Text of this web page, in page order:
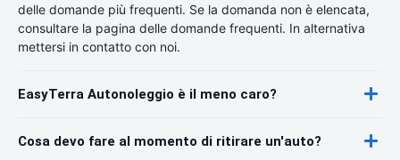
delle domande più frequenti. Se la domanda non è elencata,
consultare la pagina delle domande frequenti. In alternativa
mettersi in contatto con noi.
EasyTerra Autonoleggio è il meno caro?
Cosa devo fare al momento di ritirare un'auto?